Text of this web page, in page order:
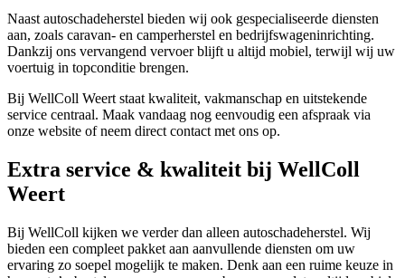
Naast autoschadeherstel bieden wij ook gespecialiseerde diensten
aan, zoals caravan- en camperherstel en bedrijfswageninrichting.
Dankzij ons vervangend vervoer blijft u altijd mobiel, terwijl wij uw
voertuig in topconditie brengen.
Bij WellColl Weert staat kwaliteit, vakmanschap en uitstekende
service centraal. Maak vandaag nog eenvoudig een afspraak via
onze website of neem direct contact met ons op.
Extra service & kwaliteit bij WellColl
Weert
Bij WellColl kijken we verder dan alleen autoschadeherstel. Wij
bieden een compleet pakket aan aanvullende diensten om uw
ervaring zo soepel mogelijk te maken. Denk aan een ruime keuze in